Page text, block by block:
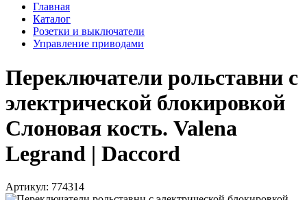
Главная
Каталог
Розетки и выключатели
Управление приводами
Переключатели рольставни с
электрической блокировкой
Слоновая кость. Valena
Legrand | Daccord
Артикул: 774314